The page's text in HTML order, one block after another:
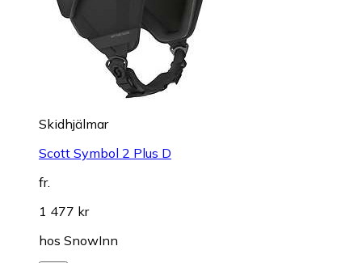
Skidhjälmar
Scott Symbol 2 Plus D
fr.
1 477 kr
hos SnowInn